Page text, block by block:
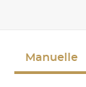
Manuelle